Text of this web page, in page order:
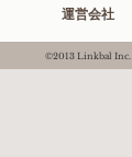
運営会社
©2013 Linkbal Inc.